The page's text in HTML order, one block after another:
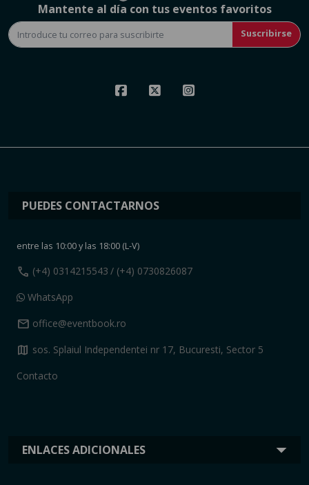
Mantente al día con tus eventos favoritos
Suscribirse
ENLACES ADICIONALES
PUEDES CONTACTARNOS
entre las 10:00 y las 18:00 (L-V)
call (+4) 0314215543 / (+4) 0730826087
WhatsApp
mail office@eventbook.ro
map sos. Splaiul Independentei nr 17, Bucuresti, Sector 5
Contacto